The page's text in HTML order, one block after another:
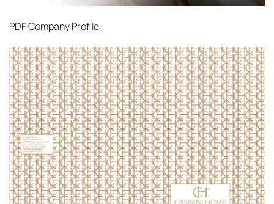
PDFCompany Profile